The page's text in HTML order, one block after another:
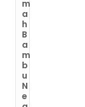
m
a
h
B
a
m
b
u
N
e